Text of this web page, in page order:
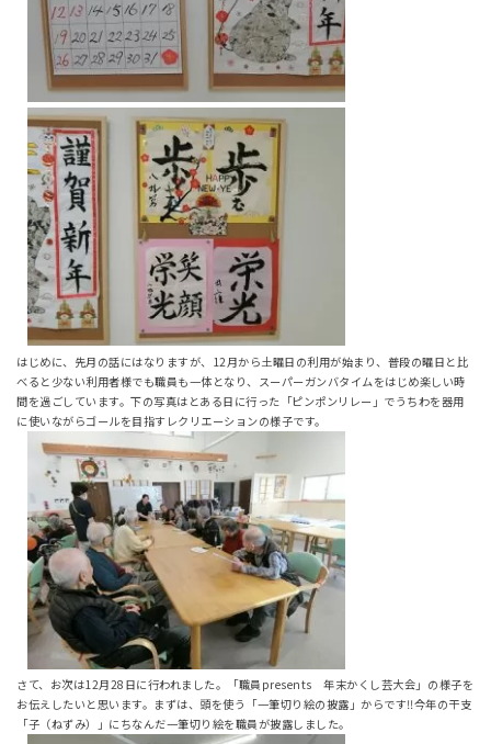
はじめに、先月の話にはなりますが、12月から土曜日の利用が始まり、普段の曜日と比
べると少ない利用者様でも職員も一体となり、スーパーガンバタイムをはじめ楽しい時
間を過ごしています。下の写真はとある日に行った「ピンポンリレー」でうちわを器用
に使いながらゴールを目指すレクリエーションの様子です。
さて、お次は12月28日に行われました。「職員presents 年末かくし芸大会」の様子を
お伝えしたいと思います。まずは、頭を使う「一筆切り絵の披露」からです‼今年の干支
「子（ねずみ）」にちなんだ一筆切り絵を職員が披露しました。